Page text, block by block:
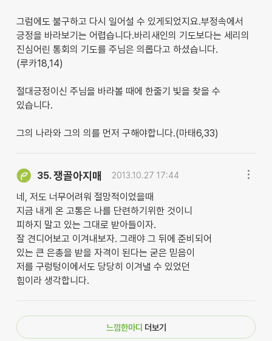
그럼에도 불구하고 다시 일어설 수 있게되었지요.부정속에서
긍정을 바라보기는 어렵습니다.바리새인의 기도보다는 세리의
진심어린 통회의 기도를 주님은 의롭다고 하셨습니다.
(루카18,14)
절대긍정이신 주님을 바라볼 때에 한줄기 빛을 찾을 수
있습니다.
그의 나라와 그의 의를 먼저 구해야합니다.(마태6,33)
35.쟁골아지매 2013.10.27 17:44
네, 저도 너무어려워 절망적이었을때
지금 내게 온 고통은 나를 단련하기위한 것이니
피하지 말고 있는 그대로 받아들이자.
잘 견디어보고 이겨내보자. 그래야 그 뒤에 준비되어
있는 큰 은총을 받을 자격이 된다는 굳은 믿음이
저를 구렁텅이에서도 당당히 이겨낼 수 있었던
힘이라 생각합니다.
느낌한마디 더보기